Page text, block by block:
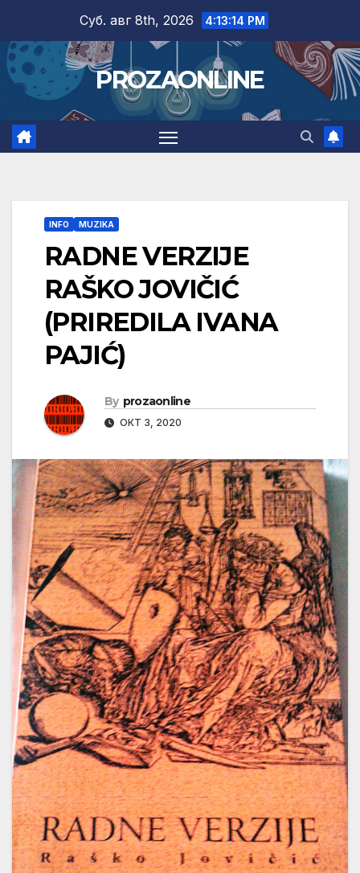
content
Суб. авг 8th, 2026 4:13:15 PM
PROZAONLINE
INFO MUZIKA
RADNE VERZIJE
RAŠKO JOVIČIĆ
(PRIREDILA IVANA
PAJIĆ)
By prozaonline
ОКТ 3, 2020